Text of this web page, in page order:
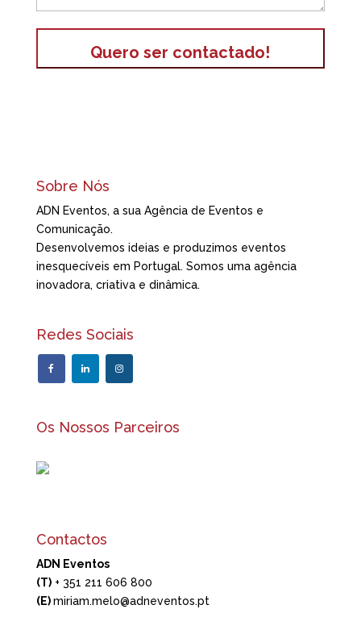
Sobre Nós
ADN Eventos, a sua Agência de Eventos e
Comunicação.
Desenvolvemos ideias e produzimos eventos
inesquecíveis em Portugal. Somos uma agência
inovadora, criativa e dinâmica.
Redes Sociais
Os Nossos Parceiros
Contactos
ADN Eventos
(T) + 351 211 606 800
(E)miriam.melo@adneventos.pt